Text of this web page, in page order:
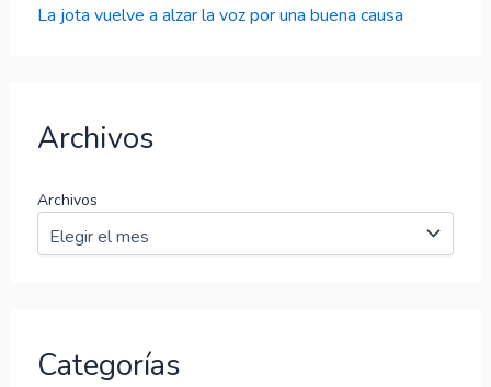
La jota vuelve a alzar la voz por una buena causa
Archivos
Archivos
Categorías